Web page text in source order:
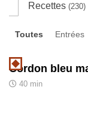
Recettes (230)
Toutes Entrées
Cordon bleu
40 min